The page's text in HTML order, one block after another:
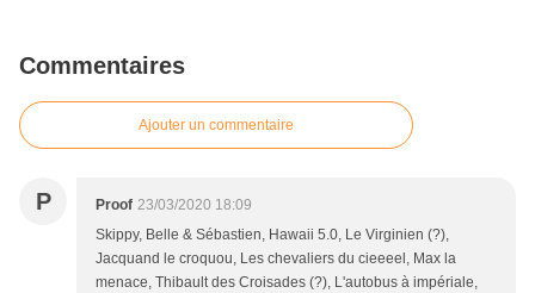
Commentaires
Ajouter un commentaire
P Proof 23/03/2020 18:09
Skippy, Belle & Sébastien, Hawaii 5.0, Le Virginien (?),
Jacquand le croquou, Les chevaliers du cieeeel, Max la
menace, Thibault des Croisades (?), L'autobus à impériale,